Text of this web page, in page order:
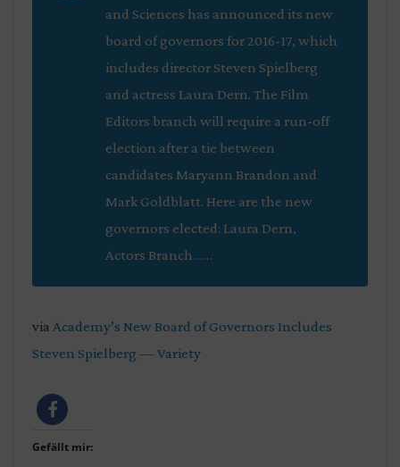
and Sciences has announced its new
board of governors for 2016-17, which
includes director Steven Spielberg
and actress Laura Dern. The Film
Editors branch will require a run-off
election after a tie between
candidates Maryann Brandon and
Mark Goldblatt. Here are the new
governors elected: Laura Dern,
Actors Branch……
via Academy’s New Board of Governors Includes
Steven Spielberg — Variety
Gefällt mir: